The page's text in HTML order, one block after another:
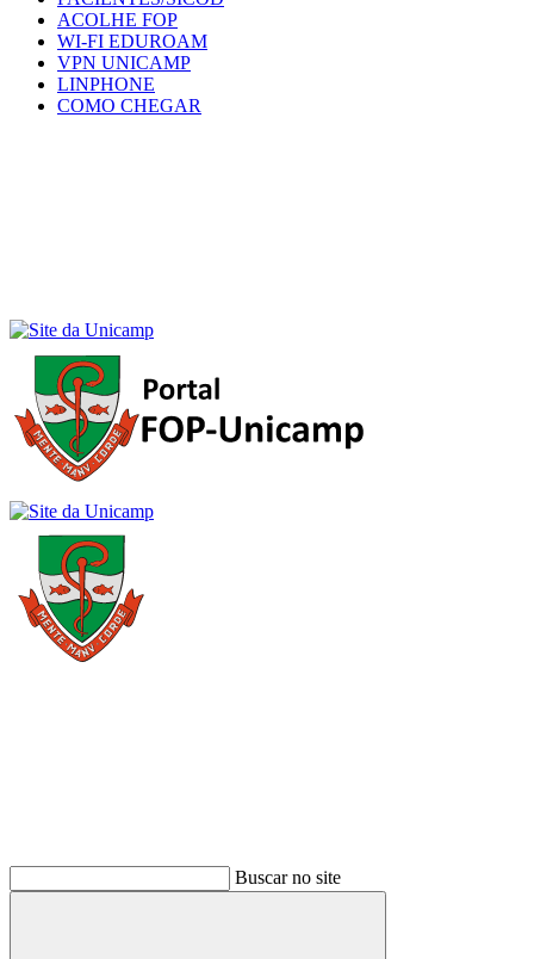
ACOLHE FOP
WI-FI EDUROAM
VPN UNICAMP
LINPHONE
COMO CHEGAR
Buscar no site